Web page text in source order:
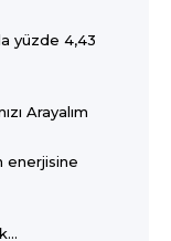
yüzde 4,43
Arayalım
enerjisine